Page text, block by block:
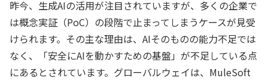
昨今、生成AIの活用が注目されていますが、多くの企業で
は概念実証（PoC）の段階で止まってしまうケースが見受
けられます。その主な理由は、AIそのものの能力不足では
なく、「安全にAIを動かすための基盤」が不足している点
にあるとされています。グローバルウェイは、MuleSoft